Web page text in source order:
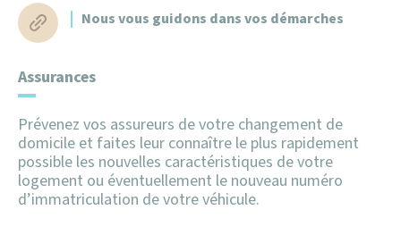
Z.F.E – Zone Faibles Emissions
Extrait d’acte de naissance
Mariage
Médailles de travail
PACS
Passeport
Nous vous guidons dans vos démarches
Assurances
Prévenez vos assureurs de votre changement de
domicile et faites leur connaître le plus rapidement
possible les nouvelles caractéristiques de votre
logement ou éventuellement le nouveau numéro
d’immatriculation de votre véhicule.